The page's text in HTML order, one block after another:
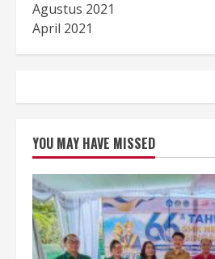
Agustus 2021
April 2021
YOU MAY HAVE MISSED